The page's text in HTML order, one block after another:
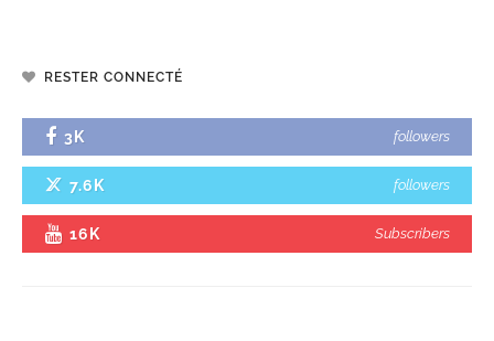
RESTER CONNECTÉ
3K followers
7.6K followers
16K Subscribers